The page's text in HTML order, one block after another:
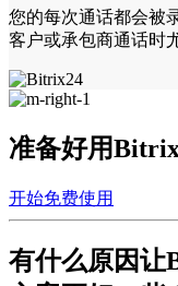
您的每次通话都会被
客户或承包商通话时
准备好用
开始免费使用
有什么原因让